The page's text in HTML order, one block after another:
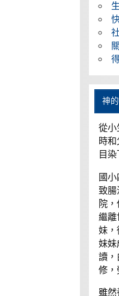
神
從小
時
目
國
致腸
院
繼離
妹，
妹妹
讀，
修，
雖